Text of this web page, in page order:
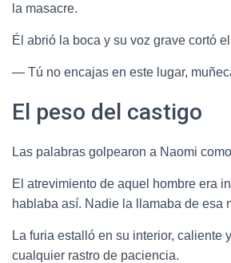
la masacre.
Él abrió la boca y su voz grave cortó
— Tú no encajas en este lugar,
El peso del castigo
Las palabras golpearon a Naomi
El atrevimiento de aquel hombre era
hablaba así. Nadie la llamaba de esa
La furia estalló en su interior, caliente
cualquier rastro de paciencia.